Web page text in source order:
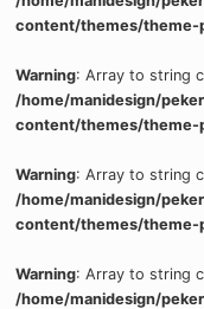
content/themes/theme-
Warning: Array to string
/home/manidesign/
content/themes/theme-
Warning: Array to string
/home/manidesign/
content/themes/theme-
Warning: Array to string
/home/manidesign/